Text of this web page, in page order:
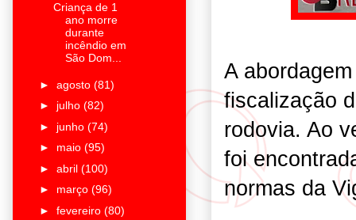
A
fiscalização
rodovia. Ao
foi
normas da
Criança de 1
ano morre
durante
incêndio em
São Dom...
► agosto (81)
► julho (82)
► junho (74)
► maio (95)
► abril (100)
► março (96)
► fevereiro (80)